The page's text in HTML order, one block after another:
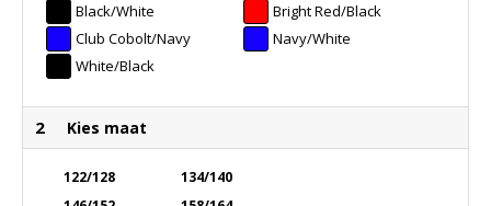
Black/White
Bright Red/Black
Club Cobolt/Navy
Navy/White
White/Black
2 Kies maat
122/128
134/140